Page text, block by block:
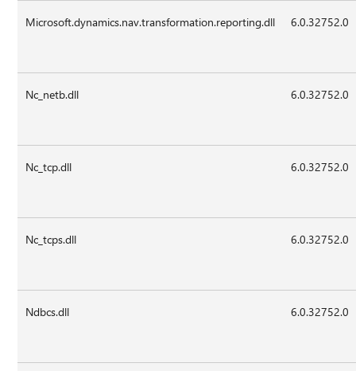
Microsoft.dynamics.nav.transformation.reporting.dll 6.0.32752.0
Nc_netb.dll 6.0.32752.0
Nc_tcp.dll 6.0.32752.0
Nc_tcps.dll 6.0.32752.0
Ndbcs.dll 6.0.32752.0